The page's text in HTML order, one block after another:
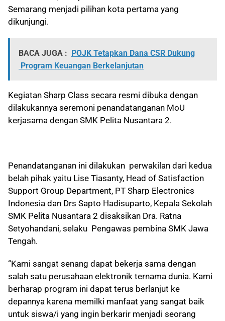
Semarang menjadi pilihan kota pertama yang
dikunjungi.
BACA JUGA : POJK Tetapkan Dana CSR Dukung
Program Keuangan Berkelanjutan
Kegiatan Sharp Class secara resmi dibuka dengan
dilakukannya seremoni penandatanganan MoU
kerjasama dengan SMK Pelita Nusantara 2.
Penandatanganan ini dilakukan perwakilan dari kedua
belah pihak yaitu Lise Tiasanty, Head of Satisfaction
Support Group Department, PT Sharp Electronics
Indonesia dan Drs Sapto Hadisuparto, Kepala Sekolah
SMK Pelita Nusantara 2 disaksikan Dra. Ratna
Setyohandani, selaku Pengawas pembina SMK Jawa
Tengah.
“Kami sangat senang dapat bekerja sama dengan
salah satu perusahaan elektronik ternama dunia. Kami
berharap program ini dapat terus berlanjut ke
depannya karena memilki manfaat yang sangat baik
untuk siswa/i yang ingin berkarir menjadi seorang